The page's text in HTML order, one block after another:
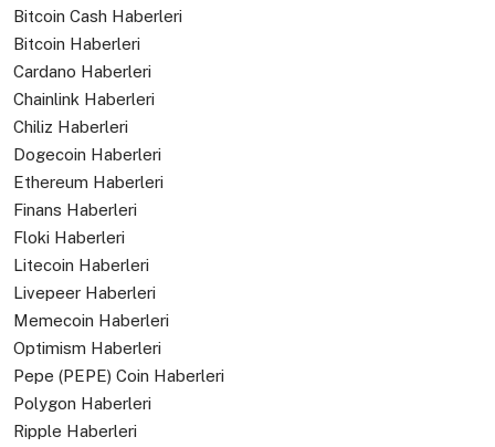
Bitcoin Cash Haberleri
Bitcoin Haberleri
Cardano Haberleri
Chainlink Haberleri
Chiliz Haberleri
Dogecoin Haberleri
Ethereum Haberleri
Finans Haberleri
Floki Haberleri
Litecoin Haberleri
Livepeer Haberleri
Memecoin Haberleri
Optimism Haberleri
Pepe (PEPE) Coin Haberleri
Polygon Haberleri
Ripple Haberleri